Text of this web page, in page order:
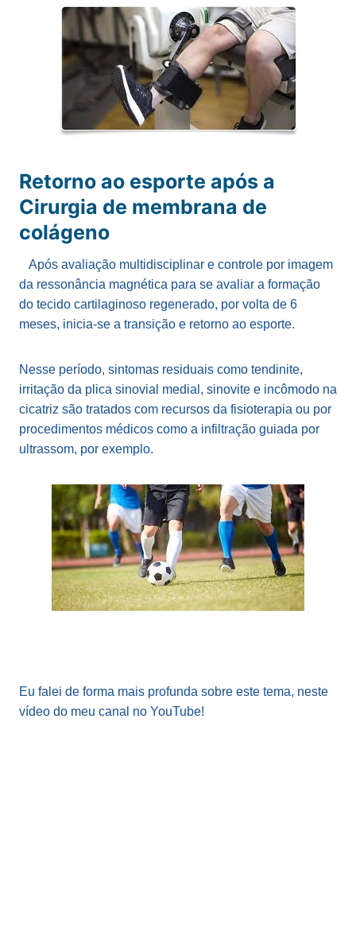
Retorno ao esporte após a
Cirurgia de membrana de
colágeno
Após avaliação multidisciplinar e controle por imagem
da ressonância magnética para se avaliar a formação
do tecido cartilaginoso regenerado, por volta de 6
meses, inicia-se a transição e retorno ao esporte.
Nesse período, sintomas residuais como tendinite,
irritação da plica sinovial medial, sinovite e incômodo na
cicatriz são tratados com recursos da fisioterapia ou por
procedimentos médicos como a infiltração guiada por
ultrassom, por exemplo.
Eu falei de forma mais profunda sobre este tema, neste
vídeo do meu canal no YouTube!